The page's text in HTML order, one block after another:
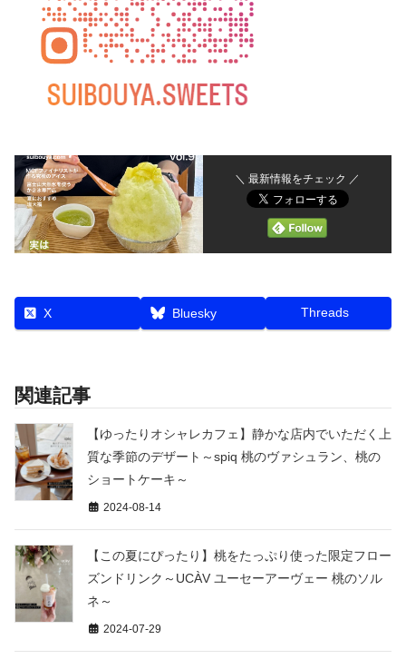
＼ 最新情報をチェック ／
X Bluesky Threads
関連記事
【ゆったりオシャレカフェ】静かな店内でいただく上
質な季節のデザート～spiq 桃のヴァシュラン、桃の
ショートケーキ～
2024-08-14
【この夏にぴったり】桃をたっぷり使った限定フロー
ズンドリンク～UCÀV ユーセーアーヴェー 桃のソル
ネ～
2024-07-29